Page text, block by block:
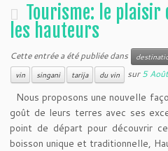
Tourisme: le plaisir
les hauteurs
Cette entrée a été publiée dans
vin singani tarija du vin sur5
Nous proposons une nouvelle
goût de leurs terres avec ses
point de départ pour découvrir
boisson unique et traditionnelle,